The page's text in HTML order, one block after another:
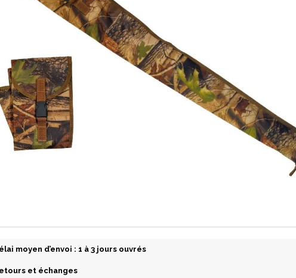
moyen d’envoi : 1 à 3 jours ouvrés
et échanges